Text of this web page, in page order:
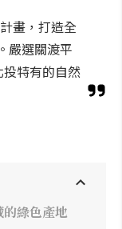
畫，打造全
嚴選關渡平
特有的自然
綠色產地